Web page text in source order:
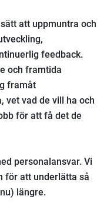
att uppmuntra och
feedback.
och framtida
framåt
vet vad de vill ha och
för att få det de
personalansvar. Vi
för att underlätta så
längre.